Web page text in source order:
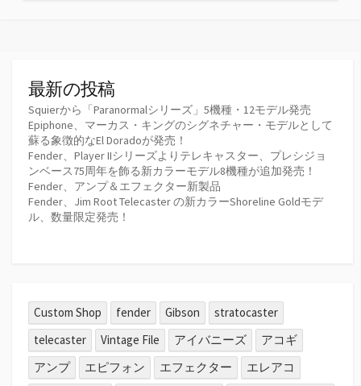
最新の投稿
Squierから「Paranormalシリーズ」5機種・12モデル発売
Epiphone、マーカス・キングのシグネチャー・モデルとして
蘇る象徴的なEl Doradoが発売！
Fender、Player IIシリーズよりテレキャスター、プレシジョ
ンベース75周年を飾る新カラーモデル8機種が追加発売！
Fender、アンプ＆エフェクター新製品
Fender、Jim Root Telecaster の新カラーShoreline Goldモデ
ル、数量限定発売！
Custom Shop fender Gibson
stratocaster
telecaster
Vintage File アイバニーズ
アコギ
アンプ
エピフォン エフェクター
エレアコ